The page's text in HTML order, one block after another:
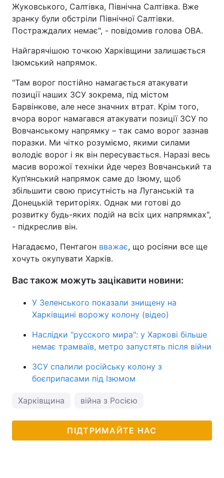
Тема оформлення
Жуковського, Салтівка, Північна Салтівка. Вже
зранку були обстріли Північної Салтівки.
Постраждалих немає", - повідомив голова ОВА.
Найгарячішою точкою Харківщини залишається
Ізюмський напрямок.
"Там ворог постійно намагається атакувати
позиції наших ЗСУ зокрема, під містом
Барвінкове, але несе значних втрат. Крім того,
вчора ворог намагався атакувати позиції ЗСУ по
Вовчанському напрямку – так само ворог зазнав
поразки. Ми чітко розуміємо, якими силами
володіє ворог і як він пересувається. Наразі весь
масив ворожої техніки йде через Вовчанський та
Куп’янський напрямок саме до Ізюму, щоб
збільшити свою присутність на Луганській та
Донецькій територіях. Однак ми готові до
розвитку будь-яких подій на всіх цих напрямках",
- підкреслив він.
Нагадаємо, Пентагон вважає, що росіяни все ще
хочуть окупувати Харків.
Вас також можуть зацікавити новини:
У Зеленського показали знищену на
Харківщині ворожу колону (відео)
Наслідки "русского мира": у Харкові більше
немає трамваїв, метро запустять після війни
ЗСУ спалили російську колону з
боєприпасами під Ізюмом
Харківщина війна з Росією
ПІДТРИМАЙТЕ НАС